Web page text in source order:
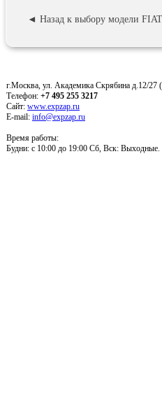
◄ Назад к выбору модели FIAT
г.Москва, ул. Академика Скрябина д.12/27
Телефон: +7 495 255 3217
Сайт: www.expzap.ru
E-mail: info@expzap.ru
Время работы:
Будни: c 10:00 до 19:00 Сб, Вск: Выходные.